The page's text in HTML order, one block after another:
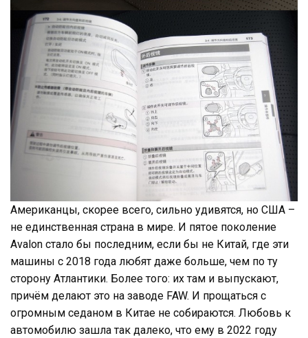
Американцы, скорее всего, сильно удивятся, но США –
не единственная страна в мире. И пятое поколение
Avalon стало бы последним, если бы не Китай, где эти
машины с 2018 года любят даже больше, чем по ту
сторону Атлантики. Более того: их там и выпускают,
причём делают это на заводе FAW. И прощаться с
огромным седаном в Китае не собираются. Любовь к
автомобилю зашла так далеко, что ему в 2022 году